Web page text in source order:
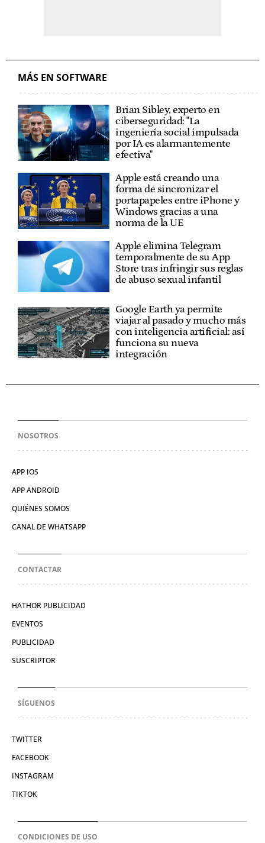
MÁS EN SOFTWARE
Brian Sibley, experto en
ciberseguridad: "La
ingeniería social impulsada
por IA es alarmantemente
efectiva"
Apple está creando una
forma de sincronizar el
portapapeles entre iPhone y
Windows gracias a una
norma de la UE
Apple elimina Telegram
temporalmente de su App
Store tras infringir sus reglas
de abuso sexual infantil
Google Earth ya permite
viajar al pasado y mucho más
con inteligencia artificial: así
funciona su nueva
integración
NOSOTROS
APP IOS
APP ANDROID
QUIÉNES SOMOS
CANAL DE WHATSAPP
CONTACTAR
HATHOR PUBLICIDAD
EVENTOS
PUBLICIDAD
SUSCRIPTOR
SÍGUENOS
TWITTER
FACEBOOK
INSTAGRAM
TIKTOK
CONDICIONES DE USO